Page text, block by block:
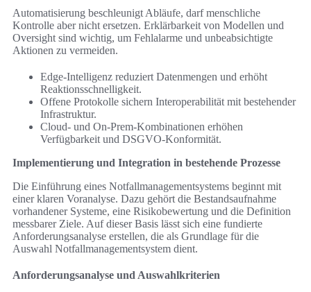
Automatisierung beschleunigt Abläufe, darf menschliche
Kontrolle aber nicht ersetzen. Erklärbarkeit von Modellen und
Oversight sind wichtig, um Fehlalarme und unbeabsichtigte
Aktionen zu vermeiden.
Edge‑Intelligenz reduziert Datenmengen und erhöht
Reaktionsschnelligkeit.
Offene Protokolle sichern Interoperabilität mit bestehender
Infrastruktur.
Cloud‑ und On‑Prem‑Kombinationen erhöhen
Verfügbarkeit und DSGVO‑Konformität.
Implementierung und Integration in bestehende Prozesse
Die Einführung eines Notfallmanagementsystems beginnt mit
einer klaren Voranalyse. Dazu gehört die Bestandsaufnahme
vorhandener Systeme, eine Risikobewertung und die Definition
messbarer Ziele. Auf dieser Basis lässt sich eine fundierte
Anforderungsanalyse erstellen, die als Grundlage für die
Auswahl Notfallmanagementsystem dient.
Anforderungsanalyse und Auswahlkriterien